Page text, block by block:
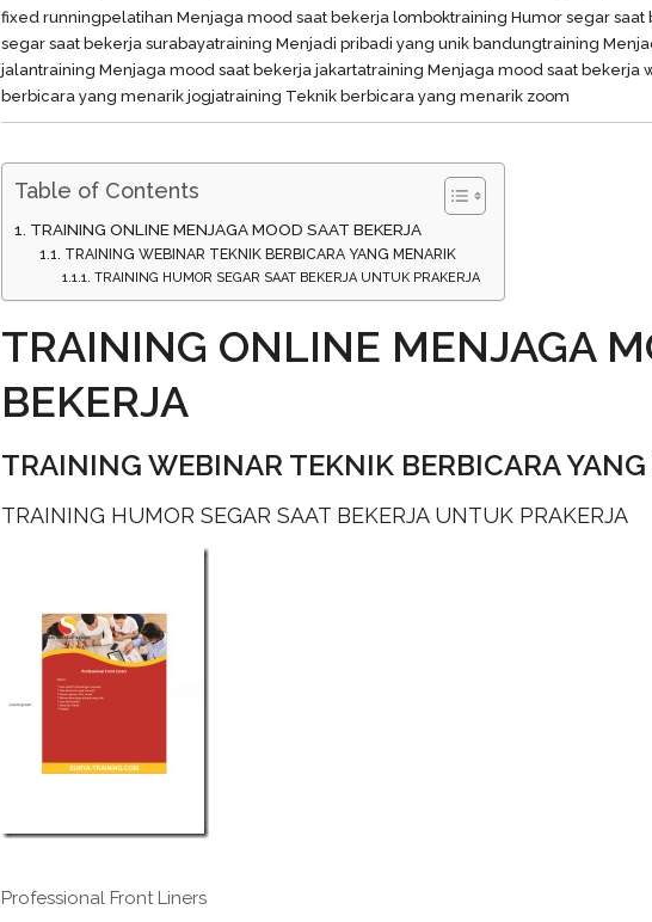
fixed runningpelatihan Menjaga mood saat bekerja lomboktraining Humor segar saat
segar saat bekerja surabayatraining Menjadi pribadi yang unik bandungtraining
jalantraining Menjaga mood saat bekerja jakartatraining Menjaga mood saat bekerja
berbicara yang menarik jogjatraining Teknik berbicara yang menarik zoom
Table of Contents
TRAINING ONLINE MENJAGA MOOD SAAT BEKERJA
TRAINING WEBINAR TEKNIK BERBICARA YANG MENARIK
TRAINING HUMOR SEGAR SAAT BEKERJA UNTUK PRAKERJA
TRAINING ONLINE MENJAGA
BEKERJA
TRAINING WEBINAR TEKNIK BERBICARA
TRAINING HUMOR SEGAR SAAT BEKERJA UNTUK PRAKERJA
Professional Front Liners